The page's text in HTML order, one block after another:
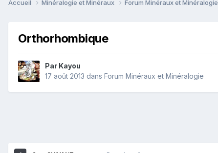
Accueil Minéralogie et Minéraux Forum Minéraux et Minéralogie
Orthorhombique
Par Kayou
17 août 2013 dans Forum Minéraux et Minéralogie